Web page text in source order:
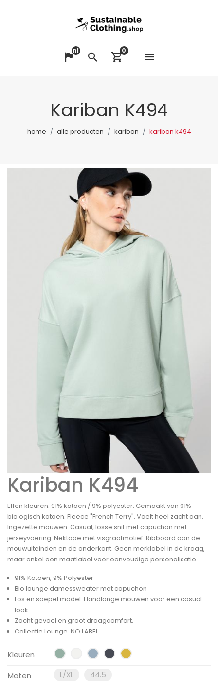
Taal veranderen
nl
ZoekenWinkelwagen
0
Kariban K494
home alle producten kariban kariban k494
Kariban K494
Effen kleuren: 91% katoen / 9% polyester. Gemaakt van 91%
biologisch katoen. Fleece "French Terry". Voelt heel zacht aan.
Ingezette mouwen. Casual, losse snit met capuchon met
jerseyvoering. Nektape met visgraatmotief. Ribboord aan de
mouwuiteinden en de onderkant. Geen merklabel in de kraag,
maar enkel een maatlabel voor eenvoudige personalisatie.
91% Katoen, 9% Polyester
Bio lounge damessweater met capuchon
Los en soepel model. Handlange mouwen voor een casual
look.
Zacht gevoel en groot draagcomfort.
Collectie Lounge. NO LABEL.
Kleuren
Maten L/XL 44.5